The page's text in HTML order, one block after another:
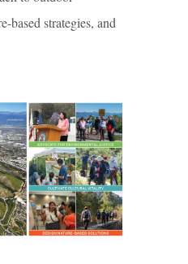
based strategies, and